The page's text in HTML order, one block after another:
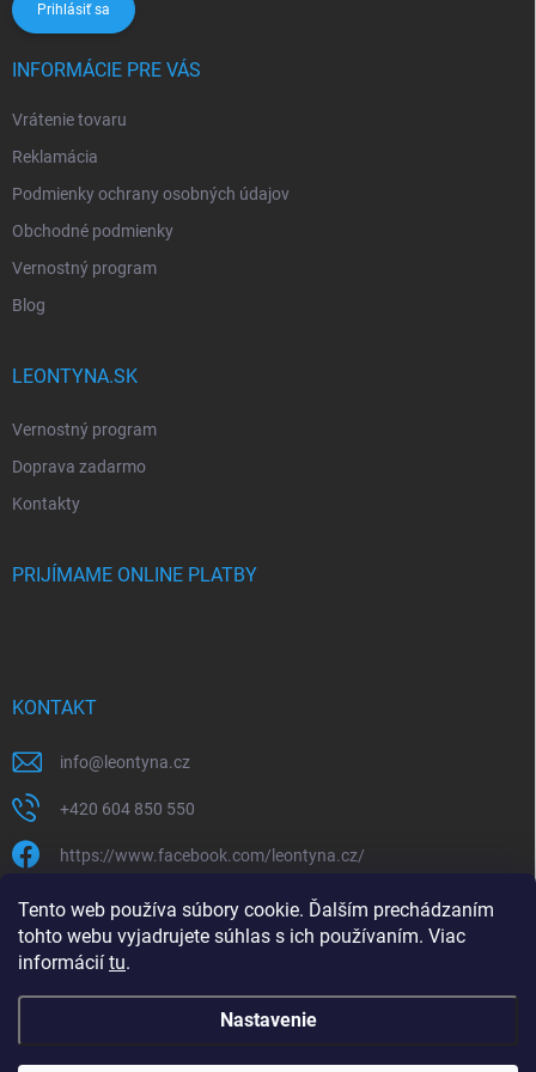
Tento web používa súbory cookie. Ďalším prechádzaním
tohto webu vyjadrujete súhlas s ich používaním. Viac
informácií tu.
Nastavenie
Prihlásiť sa
INFORMÁCIE PRE VÁS
Vrátenie tovaru
Reklamácia
Podmienky ochrany osobných údajov
Obchodné podmienky
Vernostný program
Blog
LEONTYNA.SK
Vernostný program
Doprava zadarmo
Kontakty
PRIJÍMAME ONLINE PLATBY
KONTAKT
info@ leontyna.cz
+420 604 850 550
https://www.facebook.com/leontyna.cz/
leontyna.cz
@leontyna.cz